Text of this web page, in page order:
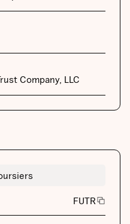
Company, LLC
FUTR